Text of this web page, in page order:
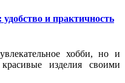
и практичность
хобби, но и
изделия своими